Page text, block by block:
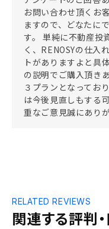
お問い合わせ頂くお
ますので、どなたに
す。 単純に不動産投
く、RENOSYの仕入
トがありますよと具
の説明でご購入頂き
３プランとなってお
は今後見直しもする
重なご意見誠にあり
関連する評判
RELATED REVIEWS